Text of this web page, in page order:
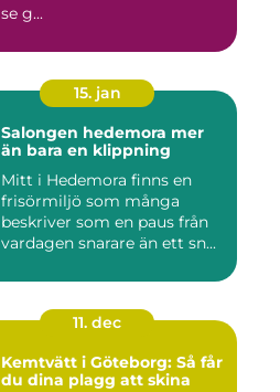
se g...
15. jan
Salongen hedemora mer
än bara en klippning
Mitt i Hedemora finns en
frisörmiljö som många
beskriver som en paus från
vardagen snarare än ett sn...
11. dec
Kemtvätt i Göteborg: Så får
du dina plagg att skina